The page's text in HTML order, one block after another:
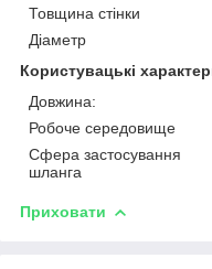
Товщина стінки
Діаметр
Користувацькі
Довжина:
Робоче середовище
Сфера застосування
шланга
Приховати